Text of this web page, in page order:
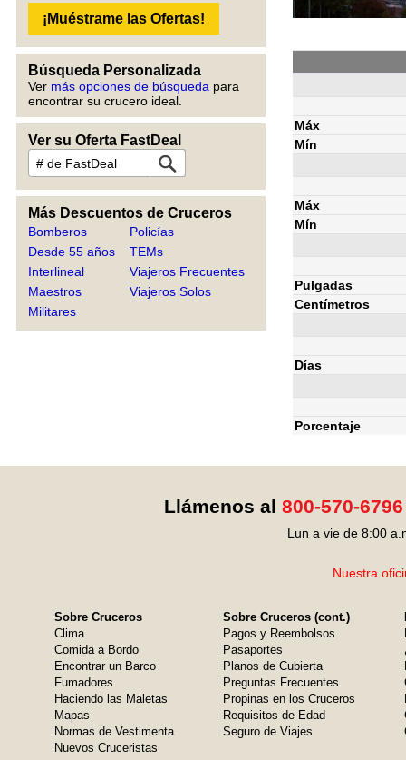
Búsqueda Personalizada
Ver más opciones de búsqueda para
encontrar su crucero ideal.
Ver su Oferta FastDeal
Más Descuentos de Cruceros
Bomberos
Desde 55 años
Interlineal
Maestros
Militares
Policías
TEMs
Viajeros Frecuentes
Viajeros Solos
Máx
Mín
Máx
Mín
Pulgadas
Centímetros
Días
Porcentaje
Llámenos al 800-570-6796
Lun a vie de 8:00
Nuestra
Sobre Cruceros
Clima
Comida a Bordo
Encontrar un Barco
Fumadores
Haciendo las Maletas
Mapas
Normas de Vestimenta
Nuevos Cruceristas
Sobre Cruceros (cont.)
Pagos y Reembolsos
Pasaportes
Planos de Cubierta
Preguntas Frecuentes
Propinas en los Cruceros
Requisitos de Edad
Seguro de Viajes